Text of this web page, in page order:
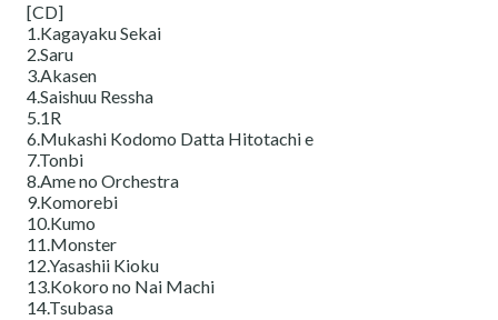
[CD]
1.Kagayaku Sekai
2.Saru
3.Akasen
4.Saishuu Ressha
5.1R
6.Mukashi Kodomo Datta Hitotachi e
7.Tonbi
8.Ame no Orchestra
9.Komorebi
10.Kumo
11.Monster
12.Yasashii Kioku
13.Kokoro no Nai Machi
14.Tsubasa